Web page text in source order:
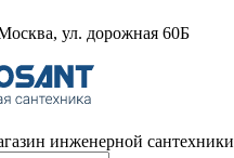
ул. дорожная 60Б
инженерной сантехники